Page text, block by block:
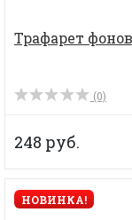
Трафарет
(0)
248 руб.
НОВИНКА!